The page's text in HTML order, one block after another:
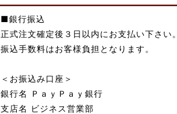
■銀行振込
正式注文確定後３日以内にお支払い下さい。
振込手数料はお客様負担となります。
＜お振込み口座＞
銀行名 ＰａｙＰａｙ銀行
支店名 ビジネス営業部